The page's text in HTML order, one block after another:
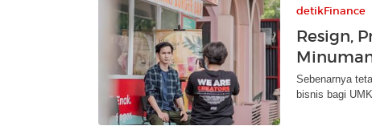
detikFinance
Resign,
Sebenarnya
bisnis bagi